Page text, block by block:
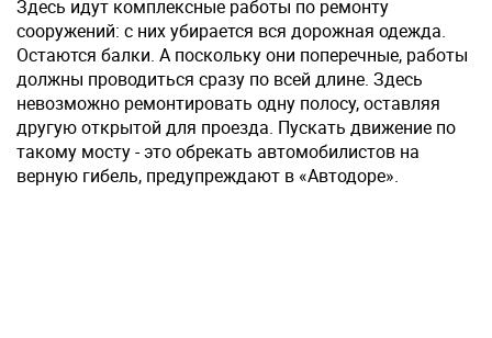
Здесь идут комплексные работы по ремонту
сооружений: с них убирается вся дорожная одежда.
Остаются балки. А поскольку они поперечные, работы
должны проводиться сразу по всей длине. Здесь
невозможно ремонтировать одну полосу, оставляя
другую открытой для проезда. Пускать движение по
такому мосту - это обрекать автомобилистов на
верную гибель, предупреждают в «Автодоре».